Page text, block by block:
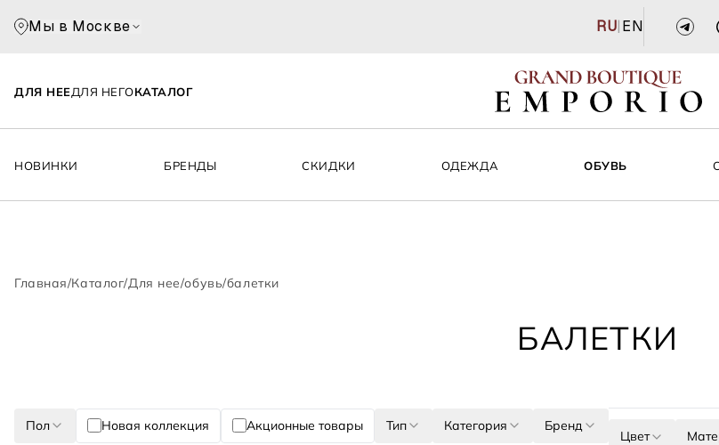
Мы в Москве RU| EN
ДЛЯ НЕЕДЛЯ НЕГОКАТАЛОГ
НОВИНКИ БРЕНДЫ СКИДКИ ОДЕЖДА ОБУВЬ
Главная/Каталог/Для нее/обувь/балетки
БАЛЕТКИ
Пол Новая коллекция Акционные товары Тип Категория Бренд
Цвет